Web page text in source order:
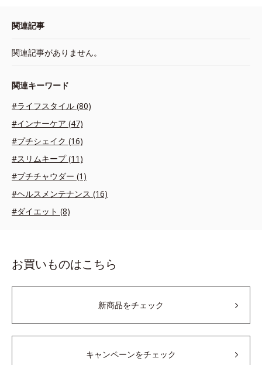
関連記事
関連記事がありません。
関連キーワード
#ライフスタイル (80)
#インナーケア (47)
#プチシェイク (16)
#スリムキープ (11)
#プチチャウダー (1)
#ヘルスメンテナンス (16)
#ダイエット (8)
お買いものはこちら
新商品をチェック
キャンペーンをチェック